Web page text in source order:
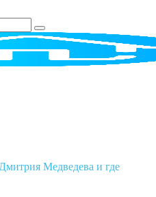
Медведева и где